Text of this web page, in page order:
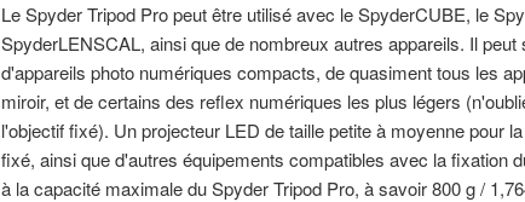
Le Spyder Tripod Pro peut être utilisé avec le SpyderCUBE, le
SpyderLENSCAL, ainsi que de nombreux autres appareils. Il
d'appareils photo numériques compacts, de quasiment tous les
miroir, et de certains des reflex numériques les plus légers
l'objectif fixé). Un projecteur LED de taille petite à moyenne pour
fixé, ainsi que d'autres équipements compatibles avec la fixation
à la capacité maximale du Spyder Tripod Pro, à savoir 800 g /